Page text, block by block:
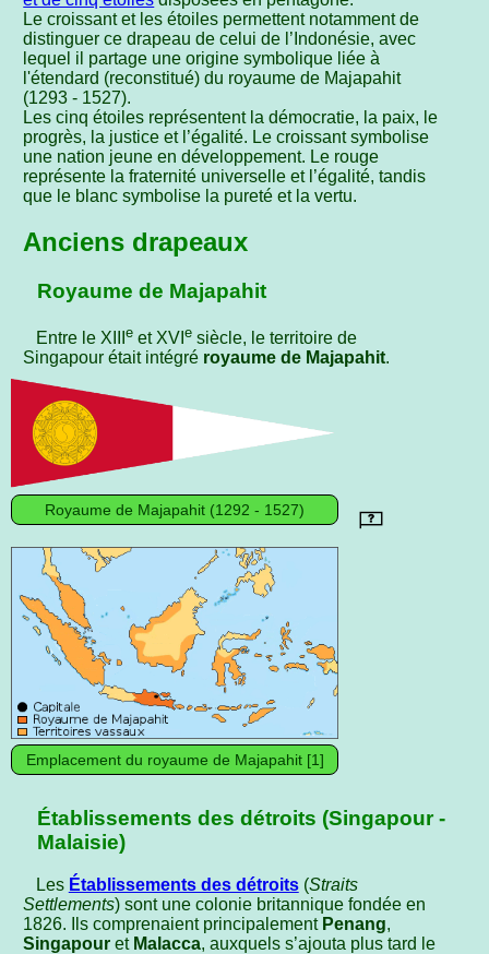
Le croissant et les étoiles permettent notamment de
distinguer ce drapeau de celui de l’Indonésie, avec
lequel il partage une origine symbolique liée à
l'étendard (reconstitué) du royaume de Majapahit
(1293 - 1527).
Les cinq étoiles représentent la démocratie, la paix, le
progrès, la justice et l’égalité. Le croissant symbolise
une nation jeune en développement. Le rouge
représente la fraternité universelle et l’égalité, tandis
que le blanc symbolise la pureté et la vertu.
Anciens drapeaux
Royaume de Majapahit
Entre le XIII eet XVI esiècle, le territoire de
Singapour était intégré royaume de Majapahit.
Royaume de Majapahit (1292 - 1527)
Emplacement du royaume de Majapahit [1]
Établissements des détroits (Singapour -
Malaisie)
Les Établissements des détroits(Straits
Settlements) sont une colonie britannique fondée en
1826. Ils comprenaient principalement Penang,
Singapour et Malacca, auxquels s’ajouta plus tard le